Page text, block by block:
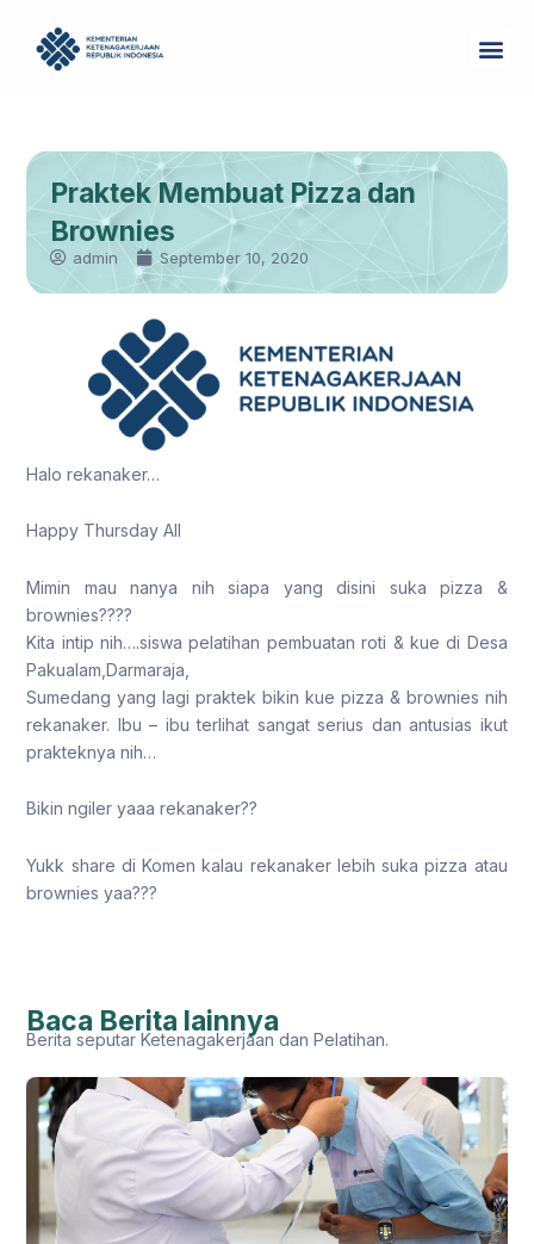
content
Praktek Membuat Pizza dan
Brownies
admin September 10, 2020
Halo rekanaker…
Happy Thursday All
Mimin mau nanya nih siapa yang disini suka pizza &
brownies????
Kita intip nih….siswa pelatihan pembuatan roti & kue di Desa
Pakualam,Darmaraja,
Sumedang yang lagi praktek bikin kue pizza & brownies nih
rekanaker. Ibu – ibu terlihat sangat serius dan antusias ikut
prakteknya nih…
Bikin ngiler yaaa rekanaker??
Yukk share di Komen kalau rekanaker lebih suka pizza atau
brownies yaa???
Baca Berita lainnya
Berita seputar Ketenagakerjaan dan Pelatihan.